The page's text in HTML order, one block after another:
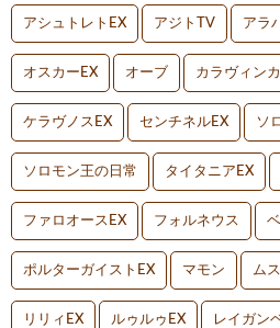
アシュトレトEX アジトTV アラ
オスカーEX オーブ カラヴィン
ケラヴノスEX センチネルEX ソ
ソロモン王の日常 タイタニアEX
ファロオースEX フォルネウス
ポルターガイストEX マモン ム
リリィEX ルゥルゥEX レイガン